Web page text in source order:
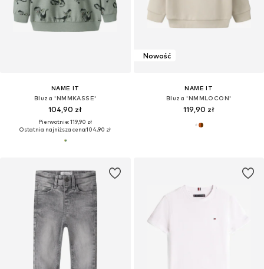
NAME IT
Bluza 'NMMKASSE'
104,90 zł
Pierwotnie: 119,90 zł
Ostatnia najniższa cena:104,90 zł
Nowość
NAME IT
Bluza 'NMMLOCON'
119,90 zł